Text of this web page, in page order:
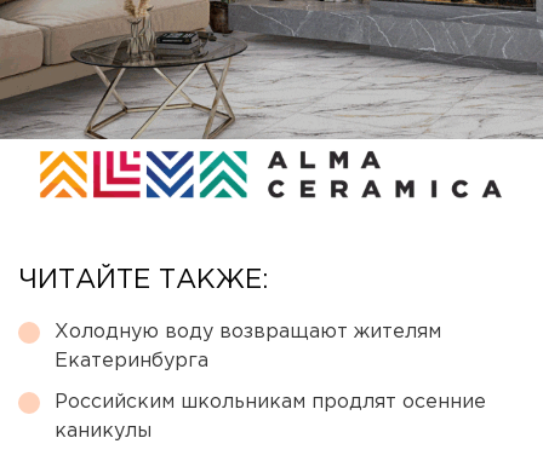
ЧИТАЙТЕ ТАКЖЕ:
Холодную воду возвращают жителям
Екатеринбурга
Российским школьникам продлят осенние
каникулы